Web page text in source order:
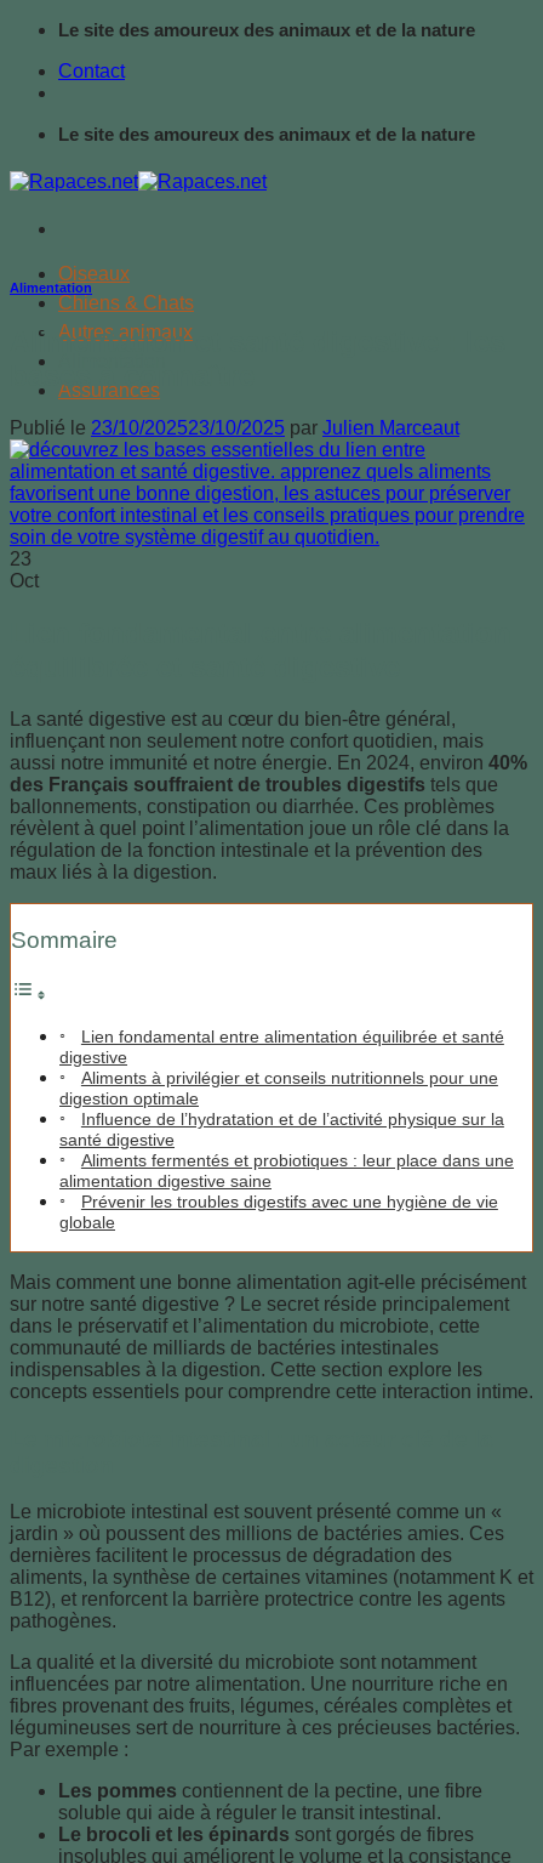
Passer
contenu
Le site des amoureux des animaux et de la nature
Contact
Le site des amoureux des animaux et de la nature
Oiseaux
Chiens & Chats
Autres animaux
Assurances
Alimentation
Alimentation et santé digestive : les
bases à connaître
Publié le 23/10/202523/10/2025 par Julien Marceaut
23
Oct
La santé digestive est au cœur du bien-être général,
influençant non seulement notre confort quotidien, mais
aussi notre immunité et notre énergie. En 2024, environ 40%
des Français souffraient de troubles digestifs tels que
ballonnements, constipation ou diarrhée. Ces problèmes
révèlent à quel point l’alimentation joue un rôle clé dans la
régulation de la fonction intestinale et la prévention des
maux liés à la digestion.
Sommaire
Lien fondamental entre alimentation équilibrée et santé
digestive
Aliments à privilégier et conseils nutritionnels pour une
digestion optimale
Influence de l’hydratation et de l’activité physique sur la
santé digestive
Aliments fermentés et probiotiques : leur place dans une
alimentation digestive saine
Prévenir les troubles digestifs avec une hygiène de vie
globale
Mais comment une bonne alimentation agit-elle précisément
sur notre santé digestive ? Le secret réside principalement
dans le préservatif et l’alimentation du microbiote, cette
communauté de milliards de bactéries intestinales
indispensables à la digestion. Cette section explore les
concepts essentiels pour comprendre cette interaction intime.
Le microbiote intestinal est souvent présenté comme un «
jardin » où poussent des millions de bactéries amies. Ces
dernières facilitent le processus de dégradation des
aliments, la synthèse de certaines vitamines (notamment K et
B12), et renforcent la barrière protectrice contre les agents
pathogènes.
La qualité et la diversité du microbiote sont notamment
influencées par notre alimentation. Une nourriture riche en
fibres provenant des fruits, légumes, céréales complètes et
légumineuses sert de nourriture à ces précieuses bactéries.
Par exemple :
Les pommes contiennent de la pectine, une fibre
soluble qui aide à réguler le transit intestinal.
Le brocoli et les épinards sont gorgés de fibres
insolubles qui améliorent le volume et la consistance